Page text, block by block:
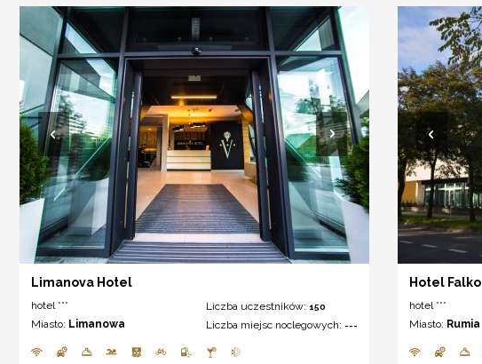
Limanova Hotel
hotel ***
Miasto: Limanowa
Liczba uczestników:150
Liczba miejsc noclegowych: ---
Hotel Falko
hotel ***
Miasto: Rumia